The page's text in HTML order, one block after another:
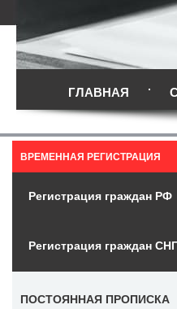
ГЛАВНАЯ
ВРЕМЕННАЯ РЕГИСТРАЦИЯ
Регистрация граждан РФ
Регистрация граждан СНГ
ПОСТОЯННАЯ ПРОПИСКА